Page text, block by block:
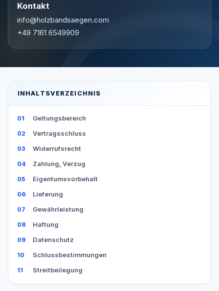
Kontakt
info@holzbandsaegen.com
+49 7161 6549909
INHALTSVERZEICHNIS
Geltungsbereich
Vertragsschluss
Widerrufsrecht
Zahlung, Verzug
Eigentumsvorbehalt
Lieferung
Gewährleistung
Haftung
Datenschutz
Schlussbestimmungen
Streitbeilegung